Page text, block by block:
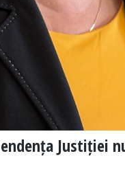
Justiției